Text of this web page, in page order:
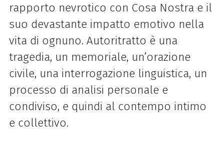
rapporto nevrotico con Cosa Nostra e il
suo devastante impatto emotivo nella
vita di ognuno. Autoritratto è una
tragedia, un memoriale, un’orazione
civile, una interrogazione linguistica, un
processo di analisi personale e
condiviso, e quindi al contempo intimo
e collettivo.